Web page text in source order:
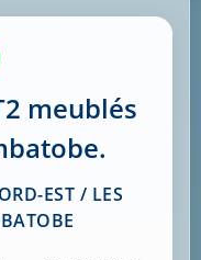
meublés
EST / LES